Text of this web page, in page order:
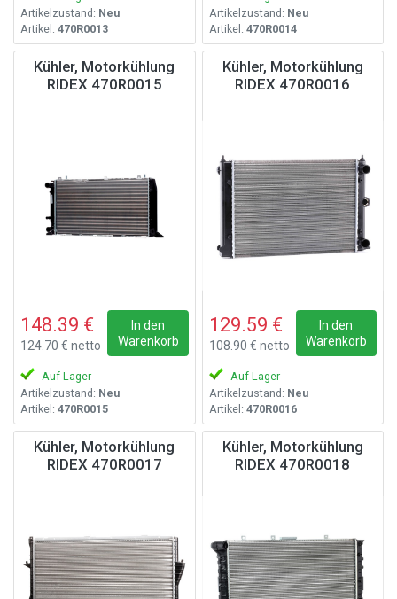
Artikelzustand: Neu
Artikel: 470R0013
Artikelzustand: Neu
Artikel: 470R0014
Kühler, Motorkühlung
RIDEX 470R0015
148.39 €
124.70 € netto
In den
Warenkorb
Auf Lager
Artikelzustand: Neu
Artikel: 470R0015
Kühler, Motorkühlung
RIDEX 470R0016
129.59 €
108.90 € netto
In den
Warenkorb
Auf Lager
Artikelzustand: Neu
Artikel: 470R0016
Kühler, Motorkühlung
RIDEX 470R0017
Kühler, Motorkühlung
RIDEX 470R0018